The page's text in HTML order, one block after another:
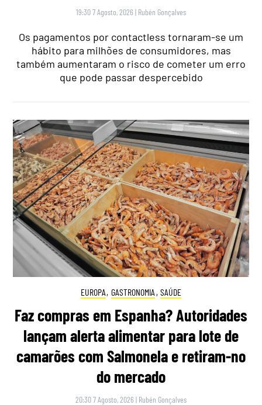
19:30 7 Agosto, 2026 | Rubén Gonçalves
Os pagamentos por contactless tornaram-se um
hábito para milhões de consumidores, mas
também aumentaram o risco de cometer um erro
que pode passar despercebido
EUROPA, GASTRONOMIA , SAÚDE
Faz compras em Espanha? Autoridades
lançam alerta alimentar para lote de
camarões com Salmonela e retiram-no
do mercado
20:30 7 Agosto, 2026 | Rubén Gonçalves